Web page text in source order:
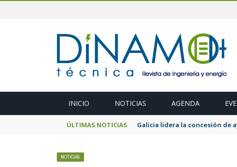
INICIO NOTICIAS AGENDA
ÚLTIMAS NOTICIAS El MITECO prepara una
NOTICIAS